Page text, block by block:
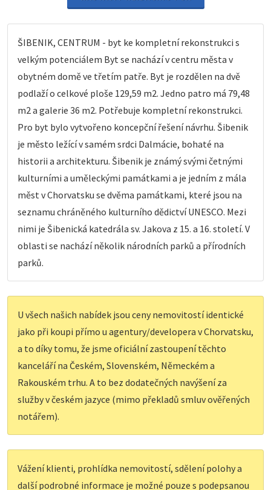
ŠIBENIK, CENTRUM - byt ke kompletní rekonstrukci s
velkým potenciálem Byt se nachází v centru města v
obytném domě ve třetím patře. Byt je rozdělen na dvě
podlaží o celkové ploše 129,59 m2. Jedno patro má 79,48
m2 a galerie 36 m2. Potřebuje kompletní rekonstrukci.
Pro byt bylo vytvořeno koncepční řešení návrhu. Šibenik
je město ležící v samém srdci Dalmácie, bohaté na
historii a architekturu. Šibenik je známý svými četnými
kulturními a uměleckými památkami a je jedním z mála
měst v Chorvatsku se dvěma památkami, které jsou na
seznamu chráněného kulturního dědictví UNESCO. Mezi
nimi je Šibenická katedrála sv. Jakova z 15. a 16. století. V
oblasti se nachází několik národních parků a přírodních
parků.
U všech našich nabídek jsou ceny nemovitostí identické
jako při koupi přímo u agentury/developera v Chorvatsku,
a to díky tomu, že jsme oficiální zastoupení těchto
kanceláří na Českém, Slovenském, Německém a
Rakouském trhu. A to bez dodatečných navýšení za
služby v českém jazyce (mimo překladů smluv ověřených
notářem).
Vážení klienti, prohlídka nemovitostí, sdělení polohy a
další podrobné informace je možné pouze s podepsanou